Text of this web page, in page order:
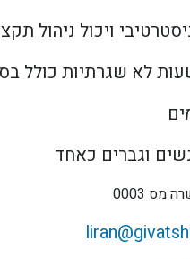
ויכול ניהול
לא שגרתיות כולל
וגברים כאחד
0003